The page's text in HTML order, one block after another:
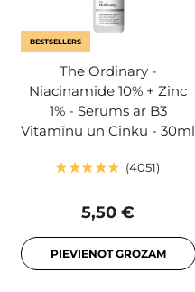
BESTSELLERS
The Ordinary -
Niacinamide 10% + Zinc
1% - Serums ar B3
Vitamīnu un Cinku - 30ml
4051
5,50 €
PIEVIENOT GROZAM